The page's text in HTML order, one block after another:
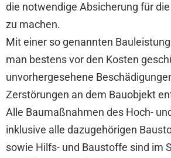
die notwendige Absicherung für
zu machen.
Mit einer so genannten
man bestens vor den Kosten
unvorhergesehene
Zerstörungen an dem Bauobjekt
Alle Baumaßnahmen des Hoch-
inklusive alle dazugehörigen
sowie Hilfs- und Baustoffe sind im